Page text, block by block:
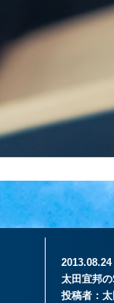
2013.08.24
太田宜邦
投稿者：